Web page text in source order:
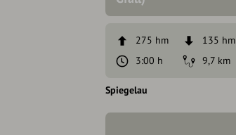
275 hm
135 hm
3:00 h
9,7 km
Spiegelau